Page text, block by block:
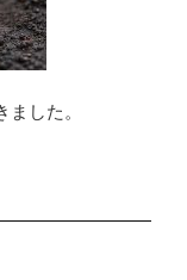
した。